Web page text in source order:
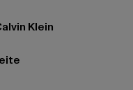
Klein